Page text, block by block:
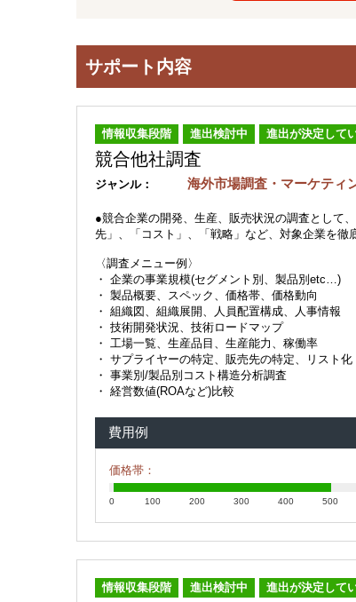
サポート内容
情報収集段階 進出検討中 進出が決定して
競合他社調査
ジャンル： 海外市場調査・マーケテ
●競合企業の開発、生産、販売状況の調査として
先」、「コスト」、「戦略」など、対象企業を徹
〈調査メニュー例〉
・ 企業の事業規模(セグメント別、製品別etc…)
・ 製品概要、スペック、価格帯、価格動向
・ 組織図、組織展開、人員配置構成、人事情報
・ 技術開発状況、技術ロードマップ
・ 工場一覧、生産品目、生産能力、稼働率
・ サプライヤーの特定、販売先の特定、リスト化
・ 事業別/製品別コスト構造分析調査
・ 経営数値(ROAなど)比較
費用例
価格帯：
0 100 200 300 400 500
情報収集段階 進出検討中 進出が決定して